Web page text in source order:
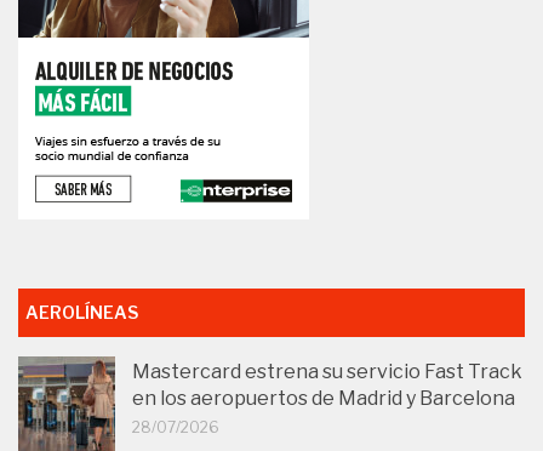
AEROLÍNEAS
Mastercard estrena su servicio Fast Track
en los aeropuertos de Madrid y Barcelona
28/07/2026